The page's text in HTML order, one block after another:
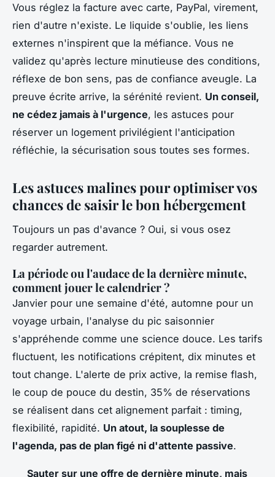
Vous réglez la facture avec carte, PayPal, virement,
rien d'autre n'existe. Le liquide s'oublie, les liens
externes n'inspirent que la méfiance. Vous ne
validez qu'après lecture minutieuse des conditions,
réflexe de bon sens, pas de confiance aveugle. La
preuve écrite arrive, la sérénité revient. Un conseil,
ne cédez jamais à l'urgence, les astuces pour
réserver un logement privilégient l'anticipation
réfléchie, la sécurisation sous toutes ses formes.
Les astuces malines pour optimiser vos
chances de saisir le bon hébergement
Toujours un pas d'avance ? Oui, si vous osez
regarder autrement.
La période ou l'audace de la dernière minute,
comment jouer le calendrier ?
Janvier pour une semaine d'été, automne pour un
voyage urbain, l'analyse du pic saisonnier
s'appréhende comme une science douce. Les tarifs
fluctuent, les notifications crépitent, dix minutes et
tout change. L'alerte de prix active, la remise flash,
le coup de pouce du destin, 35% de réservations
se réalisent dans cet alignement parfait : timing,
flexibilité, rapidité. Un atout, la souplesse de
l'agenda, pas de plan figé ni d'attente passive.
Sauter sur une offre de dernière minute, mais